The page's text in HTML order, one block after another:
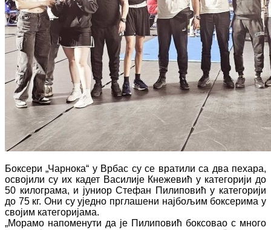
Боксери „Чарнока“ у Врбас су се вратили са два пехара,
освојили су их кадет Василије Кнежевић у категорији до
50 килограма, и јуниор Стефан Пилиповић у категорији
до 75 кг. Они су уједно прглашени најбољим боксерима у
својим категоријама.
„Морамо напоменути да је Пилиповић боксовао с много